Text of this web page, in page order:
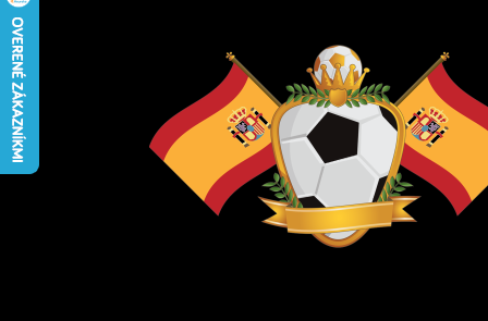
Dárky pro babičku
Dárky pro tátu
Dárky pro bráchu
Dárky pro dědu
Dárky pro partnera
Dárky pro partnerku
Dárky pro přátele
Hlášky
Detské
Hudba & Film
Humor
Ostatné
Všetko..